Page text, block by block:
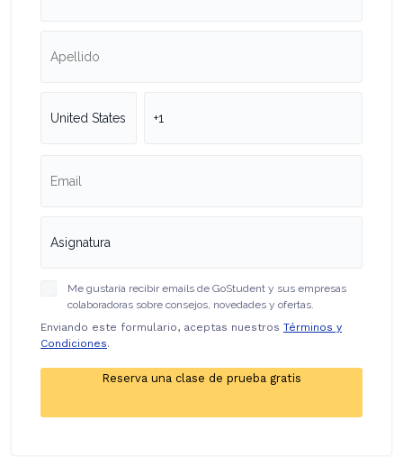
Me gustaría recibir emails de GoStudent y sus empresas
colaboradoras sobre consejos, novedades y ofertas.
Enviando este formulario, aceptas nuestros Términos y
Condiciones.